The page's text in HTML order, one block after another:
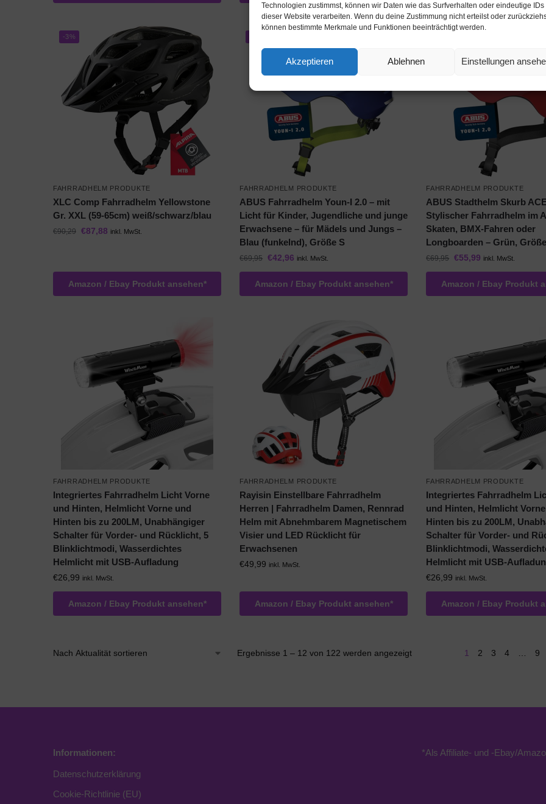
Technologien zustimmst, können wir Daten wie das Surfverhalten oder eindeutige IDs
dieser Website verarbeiten. Wenn du deine Zustimmung nicht erteilst oder
können bestimmte Merkmale und Funktionen beeinträchtigt werden.
Akzeptieren Ablehnen Einstellungen
-3%
FAHRRADHELM PRODUKTE
XLC Comp Fahrradhelm Yellowstone
Gr. XXL (59-65cm) weiß/schwarz/blau
€90,29 €87,88 inkl. MwSt.
Amazon / Ebay Produkt ansehen*
FAHRRADHELM PRODUKTE
ABUS Fahrradhelm Youn-I 2.0 – mit
Licht für Kinder, Jugendliche und junge
Erwachsene – für Mädels und Jungs –
Blau (funkelnd), Größe S
€69,95 €42,96 inkl. MwSt.
Amazon / Ebay Produkt ansehen*
FAHRRADHELM PRODUKTE
ABUS Stadthelm Skurb
Stylischer Fahrradhelm im
Skaten, BMX-Fahren oder
Longboarden – Grün,
€69,95 €55,99 inkl. MwSt.
Amazon / Ebay Produkt
FAHRRADHELM PRODUKTE
Integriertes Fahrradhelm Licht Vorne
und Hinten, Helmlicht Vorne und
Hinten bis zu 200LM, Unabhängiger
Schalter für Vorder- und Rücklicht, 5
Blinklichtmodi, Wasserdichtes
Helmlicht mit USB-Aufladung
€26,99 inkl. MwSt.
Amazon / Ebay Produkt ansehen*
FAHRRADHELM PRODUKTE
Rayisin Einstellbare Fahrradhelm
Herren | Fahrradhelm Damen, Rennrad
Helm mit Abnehmbarem Magnetischem
Visier und LED Rücklicht für
Erwachsenen
€49,99 inkl. MwSt.
Amazon / Ebay Produkt ansehen*
FAHRRADHELM PRODUKTE
Integriertes Fahrradhelm
und Hinten, Helmlicht
Hinten bis zu 200LM,
Schalter für Vorder- und
Blinklichtmodi,
Helmlicht mit USB-
€26,99 inkl. MwSt.
Amazon / Ebay Produkt
Ergebnisse 1 – 12 von 122 werden angezeigt 1 2 3 4 9
Informationen:
Datenschutzerklärung
Cookie-Richtlinie (EU)
*Als Affiliate- und -Ebay/